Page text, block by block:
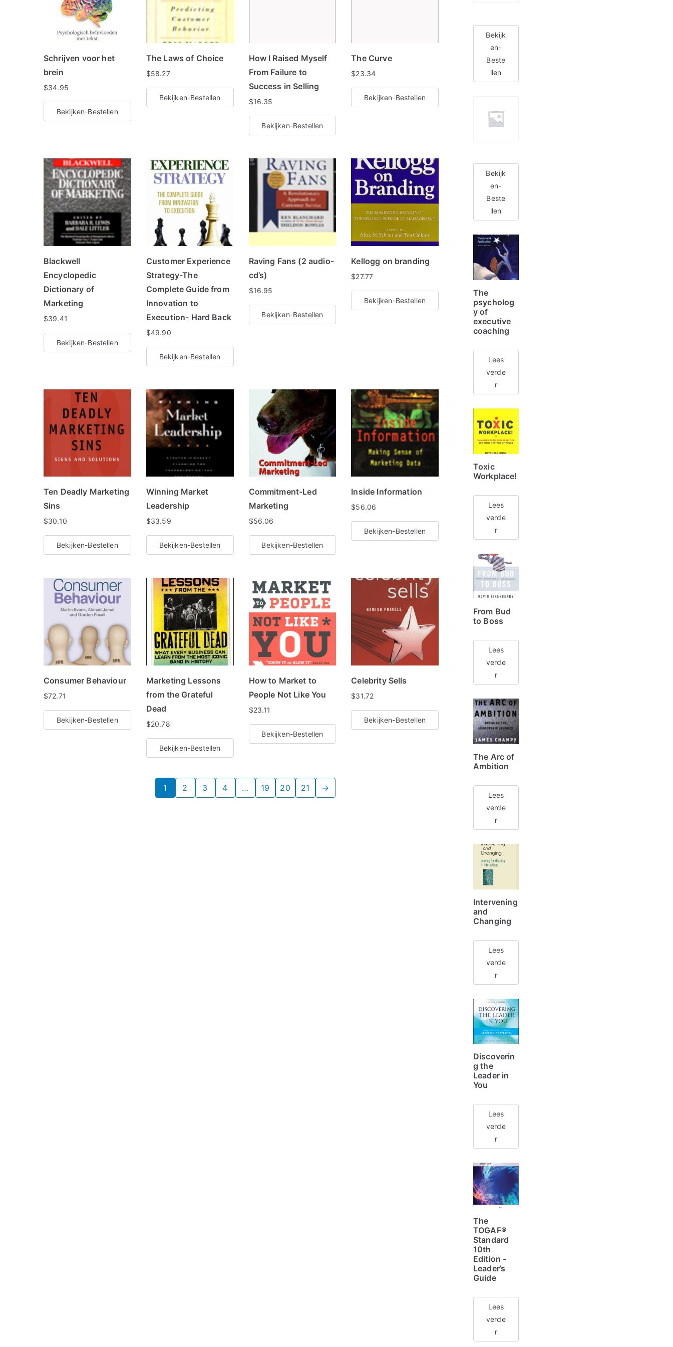
d
o
p
p
o
Schrijven voor het
brein
$34.95
Bekijken-Bestellen
The Laws of Choice
$58.27
Bekijken-Bestellen
How I Raised Myself
From Failure to
Success in Selling
$16.35
Bekijken-Bestellen
The Curve
$23.34
Bekijken-Bestellen
Blackwell
Encyclopedic
Dictionary of
Marketing
$39.41
Bekijken-Bestellen
Customer Experience
Strategy-The
Complete Guide from
Innovation to
Execution- Hard Back
$49.90
Bekijken-Bestellen
Raving Fans (2 audio-
cd’s)
$16.95
Bekijken-Bestellen
Kellogg on branding
$27.77
Bekijken-Bestellen
Ten Deadly Marketing
Sins
$30.10
Bekijken-Bestellen
Winning Market
Leadership
$33.59
Bekijken-Bestellen
Commitment-Led
Marketing
$56.06
Bekijken-Bestellen
Inside Information
$56.06
Bekijken-Bestellen
Consumer Behaviour
$72.71
Bekijken-Bestellen
Marketing Lessons
from the Grateful
Dead
$20.78
Bekijken-Bestellen
How to Market to
People Not Like You
$23.11
Bekijken-Bestellen
Celebrity Sells
$31.72
Bekijken-Bestellen
1 2 3 4 … 19 20 21 →
Bekijk
en-
Beste
llen
Bekijk
en-
Beste
llen
The
psycholog
y of
executive
coaching
Lees
verde
r
Toxic
Workplace!
Lees
verde
r
From Bud
to Boss
Lees
verde
r
The Arc of
Ambition
Lees
verde
r
Intervening
and
Changing
Lees
verde
r
Discoverin
g the
Leader in
You
Lees
verde
r
The
TOGAF®
Standard
10th
Edition -
Leader’s
Guide
Lees
verde
r